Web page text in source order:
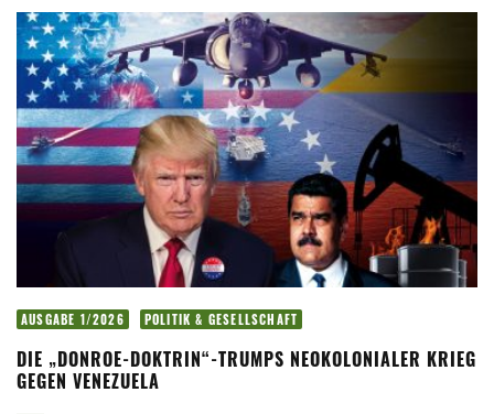
AUSGABE 1/2026 POLITIK & GESELLSCHAFT
DIE „DONROE-DOKTRIN“-TRUMPS NEOKOLONIALER KRIEG
GEGEN VENEZUELA